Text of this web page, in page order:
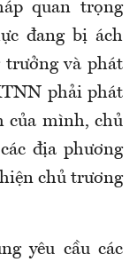
quan trọng
đang bị ách
trưởng và phát
phải phát
của mình, chủ
địa phương
chủ trương
yêu cầu các